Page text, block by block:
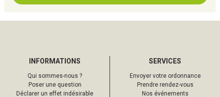
INFORMATIONS
Qui sommes-nous ?
Poser une question
Déclarer un effet indésirable
SERVICES
Envoyer votre ordonnance
Prendre rendez-vous
Nos événements